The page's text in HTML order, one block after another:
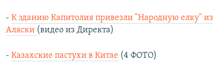
- К зданию Капитолия привезли "Народную елку" из
Аляски (видео из Директа)
- Казахские пастухи в Китае (4 ФОТО)